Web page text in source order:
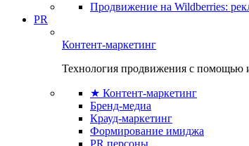
Продвижение на Wildberries:
PR
Контент-маркетинг
Технология продвижения с
★ Контент-маркетинг
Бренд-медиа
Крауд-маркетинг
Формирование имиджа
PR персоны